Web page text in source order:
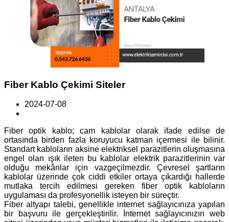
Fiber Kablo Çekimi Siteler
2024-07-08
Fiber optik kablo; cam kablolar olarak ifade edilse de
ortasında birden fazla koruyucu katman içermesi ile bilinir.
Standart kabloların aksine elektriksel parazitlerin oluşmasına
engel olan ışık ileten bu kablolar elektrik parazitlerinin var
olduğu mekânlar için vazgeçilmezdir. Çevresel şartların
kablolar üzerinde çok ciddi etkiler ortaya çıkardığı hallerde
mutlaka tercih edilmesi gereken fiber optik kabloların
uygulaması da profesyonellik isteyen bir süreçtir.
Fiber altyapı talebi, genellikle internet sağlayıcınıza yapılan
bir başvuru ile gerçekleştirilir. İnternet sağlayıcınızın web